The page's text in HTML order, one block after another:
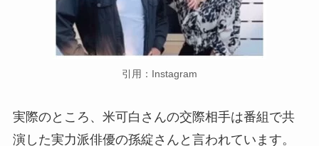
引用：Instagram
実際のところ、米可白さんの交際相手は番組で共
演した実力派俳優の孫綻さんと言われています。